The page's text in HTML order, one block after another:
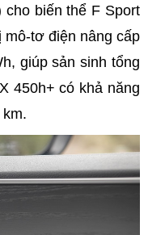
biến thể F Sport
mô-tơ điện nâng cấp
giúp sản sinh tổng
450h+ có khả năng